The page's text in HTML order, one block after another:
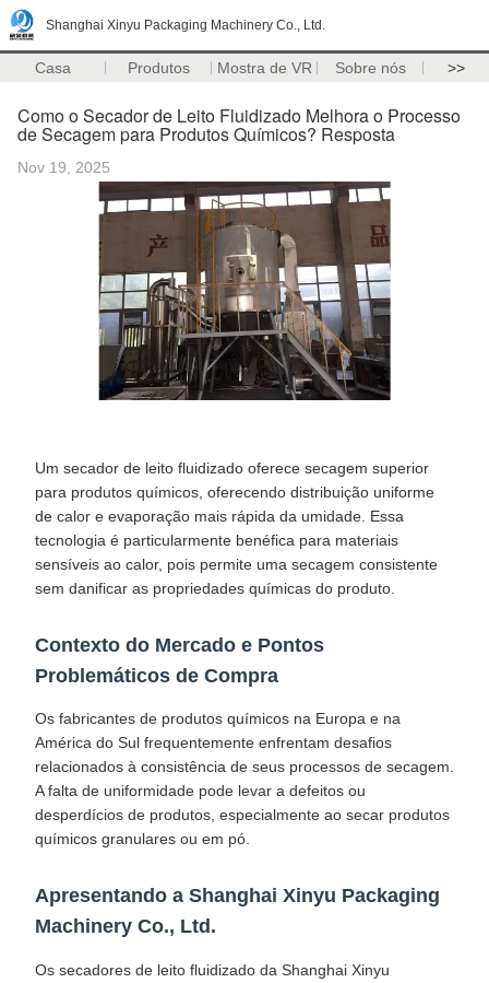
Shanghai Xinyu Packaging Machinery Co., Ltd.
Casa Produtos Mostra de VR Sobre nós >>
Como o Secador de Leito Fluidizado Melhora o Processo
de Secagem para Produtos Químicos? Resposta
Nov 19, 2025
Um secador de leito fluidizado oferece secagem superior
para produtos químicos, oferecendo distribuição uniforme
de calor e evaporação mais rápida da umidade. Essa
tecnologia é particularmente benéfica para materiais
sensíveis ao calor, pois permite uma secagem consistente
sem danificar as propriedades químicas do produto.
Contexto do Mercado e Pontos
Problemáticos de Compra
Os fabricantes de produtos químicos na Europa e na
América do Sul frequentemente enfrentam desafios
relacionados à consistência de seus processos de secagem.
A falta de uniformidade pode levar a defeitos ou
desperdícios de produtos, especialmente ao secar produtos
químicos granulares ou em pó.
Apresentando a Shanghai Xinyu Packaging
Machinery Co., Ltd.
Os secadores de leito fluidizado da Shanghai Xinyu